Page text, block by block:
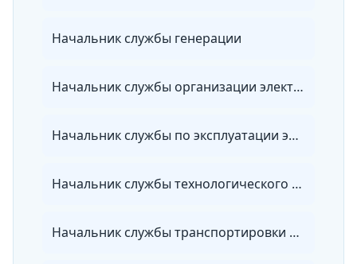
Начальник службы генерации
Начальник службы организации электроэнергетики
Начальник службы по эксплуатации электрических сетей
Начальник службы технологического присоединения
Начальник службы транспортировки электроэнергии